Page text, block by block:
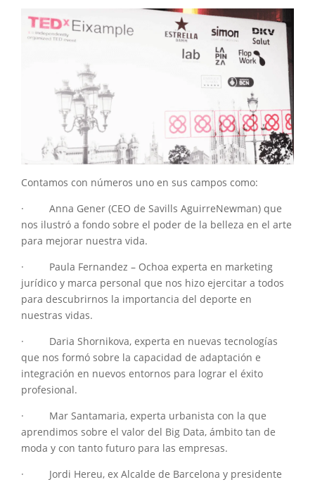
Contamos con números uno en sus campos como:
· Anna Gener (CEO de Savills AguirreNewman) que
nos ilustró a fondo sobre el poder de la belleza en el arte
para mejorar nuestra vida.
· Paula Fernandez – Ochoa experta en marketing
jurídico y marca personal que nos hizo ejercitar a todos
para descubrirnos la importancia del deporte en
nuestras vidas.
· Daria Shornikova, experta en nuevas tecnologías
que nos formó sobre la capacidad de adaptación e
integración en nuevos entornos para lograr el éxito
profesional.
· Mar Santamaria, experta urbanista con la que
aprendimos sobre el valor del Big Data, ámbito tan de
moda y con tanto futuro para las empresas.
· Jordi Hereu, ex Alcalde de Barcelona y presidente